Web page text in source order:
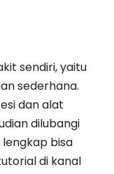
sendiri, yaitu
sederhana.
dan alat
dilubangi
lengkap bisa
di kanal